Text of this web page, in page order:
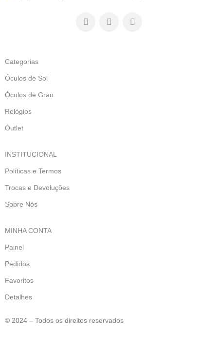
Categorias
Óculos de Sol
Óculos de Grau
Relógios
Outlet
INSTITUCIONAL
Políticas e Termos
Trocas e Devoluções
Sobre Nós
MINHA CONTA
Painel
Pedidos
Favoritos
Detalhes
© 2024 – Todos os direitos reservados